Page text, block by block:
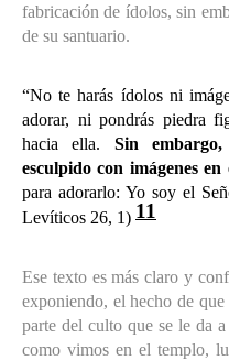
fabricación de ídolos, sin
de su santuario.
“No te harás ídolos ni
adorar, ni pondrás piedra
hacia ella. Sin
esculpido con imágenes
para adorarlo: Yo soy el
Levíticos 26, 1) 11
Ese texto es más claro y
exponiendo, el hecho de
parte del culto que se le da
como vimos en el templo,